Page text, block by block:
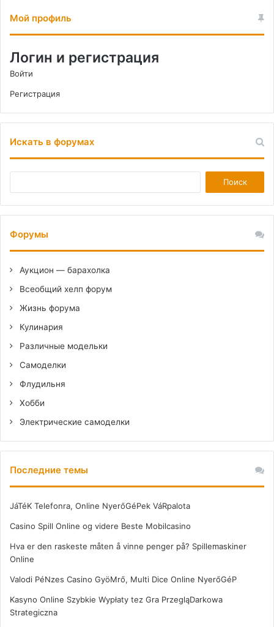
Мой профиль
Логин и регистрация
Войти
Регистрация
Искать в форумах
Форумы
Аукцион — барахолка
Всеобщий хелп форум
Жизнь форума
Кулинария
Различные модельки
Самоделки
Флудильня
Хобби
Электрические самоделки
Последние темы
JáTéK Telefonra, Online NyerőGéPek VáRpalota
Casino Spill Online og videre Beste Mobilcasino
Hva er den raskeste måten å vinne penger på? Spillemaskiner
Online
Valodi PéNzes Casino GyöMrő, Multi Dice Online NyerőGéP
Kasyno Online Szybkie Wypłaty tez Gra PrzegląDarkowa
Strategiczna